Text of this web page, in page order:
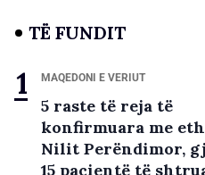
TË FUNDIT
MAQEDONI E VERIUT
5 raste të reja të
konfirmuara me
Nilit Perëndimor,
15 pacientë të